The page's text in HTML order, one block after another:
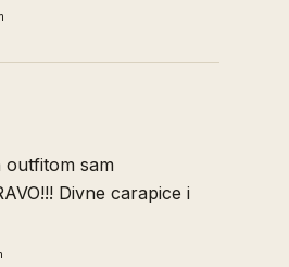
outfitom sam
Divne carapice i